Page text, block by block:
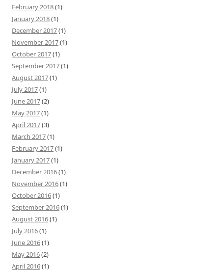
February 2018(1)
January 2018(1)
December 2017(1)
November 2017(1)
October 2017(1)
September 2017(1)
August 2017(1)
July 2017(1)
June 2017(2)
May 2017(1)
April 2017(3)
March 2017(1)
February 2017(1)
January 2017(1)
December 2016(1)
November 2016(1)
October 2016(1)
September 2016(1)
August 2016(1)
July 2016(1)
June 2016(1)
May 2016(2)
April 2016(1)